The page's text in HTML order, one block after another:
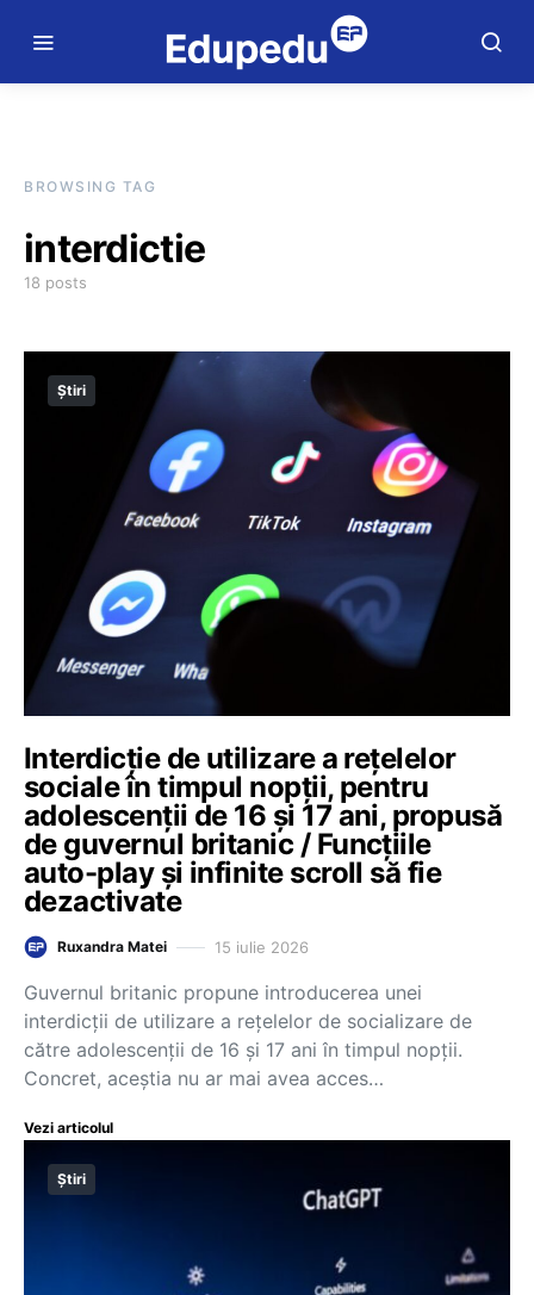
BROWSING TAG
interdictie
18 posts
Știri
Interdicție de utilizare a rețelelor
sociale în timpul nopții, pentru
adolescenții de 16 și 17 ani, propusă
de guvernul britanic / Funcțiile
auto-play și infinite scroll să fie
dezactivate
Ruxandra Matei 15 iulie 2026
Guvernul britanic propune introducerea unei
interdicții de utilizare a rețelelor de socializare de
către adolescenții de 16 și 17 ani în timpul nopții.
Concret, aceștia nu ar mai avea acces…
Vezi articolul
Știri